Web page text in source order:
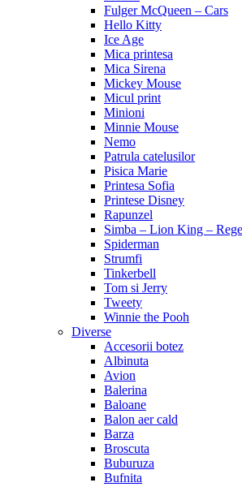
Fulger McQueen – Cars
Hello Kitty
Ice Age
Mica printesa
Mica Sirena
Mickey Mouse
Micul print
Minioni
Minnie Mouse
Nemo
Patrula catelusilor
Pisica Marie
Printesa Sofia
Printese Disney
Rapunzel
Simba – Lion King –
Spiderman
Strumfi
Tinkerbell
Tom si Jerry
Tweety
Winnie the Pooh
Diverse
Accesorii botez
Albinuta
Avion
Balerina
Baloane
Balon aer cald
Barza
Broscuta
Buburuza
Bufnita